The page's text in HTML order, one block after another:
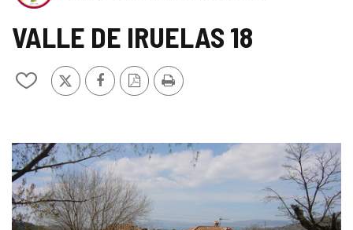
León
VALLE DE IRUELAS 18
Adicionar
meus
cadernos
x FacebookVersão
PDF
Imprimir
GALERIA
DE
IMAGENS
SELO
CONFIANçA
TURíSTICA
u00D3N